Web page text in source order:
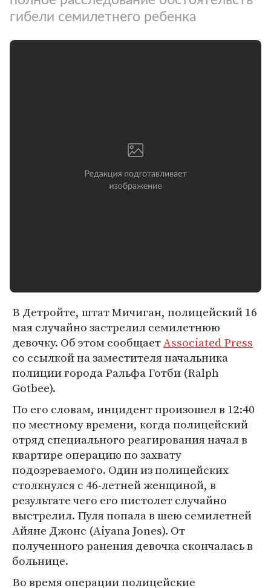
гибели семилетнего ребенка
В Детройте, штат Мичиган, полицейский 16
мая случайно застрелил семилетнюю
девочку. Об этом сообщаетAssociated Press
со ссылкой на заместителя начальника
полиции города Ральфа Готби (Ralph
Gotbee).
По его словам, инцидент произошел в 12:40
по местному времени, когда полицейский
отряд специального реагирования начал в
квартире операцию по захвату
подозреваемого. Один из полицейских
столкнулся с 46-летней женщиной, в
результате чего его пистолет случайно
выстрелил. Пуля попала в шею семилетней
Айяне Джонс (Aiyana Jones). От
полученного ранения девочка скончалась в
больнице.
Во время операции полицейские